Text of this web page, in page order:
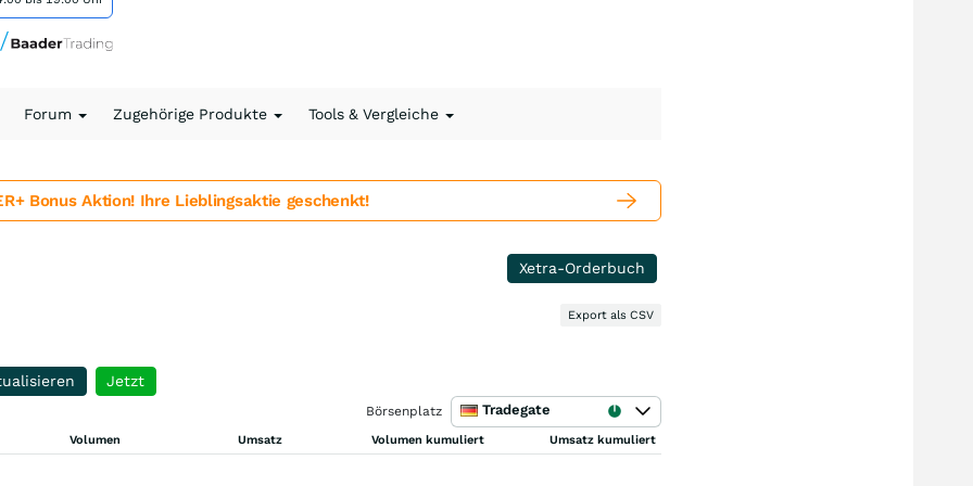
Forum Zugehörige Produkte Tools & Vergleiche
Bonus Aktion! Ihre Lieblingsaktie geschenkt!
Xetra-Orderbuch
Export als CSV
Jetzt
Börsenplatz Tradegate
Volumen Umsatz Volumen kumuliert Umsatz kumuliert